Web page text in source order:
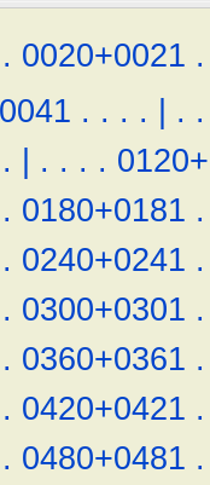
. 0020+0021 .
. . . . | . .
. | . . . .
. 0180+0181 .
. 0240+0241 .
. 0300+0301 .
. 0360+0361 .
. 0420+0421 .
. 0480+0481 .